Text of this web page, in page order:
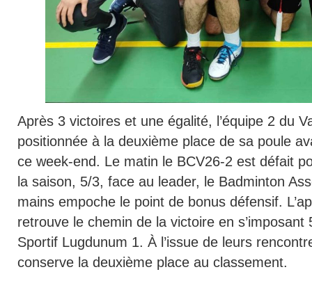
Après 3 victoires et une égalité, l’équipe 2 du
positionnée à la deuxième place de sa poule
ce week-end. Le matin le BCV26-2 est défait
la saison, 5/3, face au leader, le Badminton
mains empoche le point de bonus défensif.
retrouve le chemin de la victoire en
Sportif Lugdunum 1. À l’issue de leurs
conserve la deuxième place au classement.